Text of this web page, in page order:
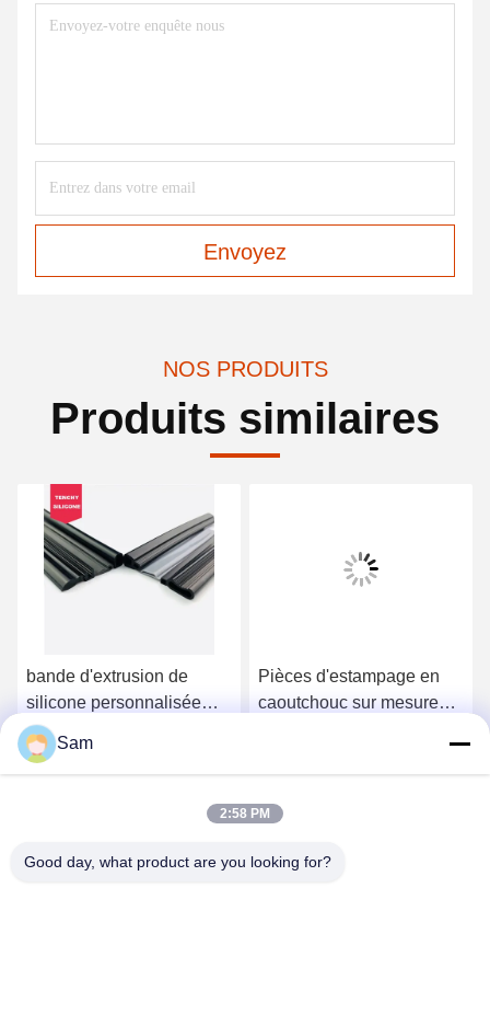
Envoyez
NOS PRODUITS
Produits similaires
bande d'extrusion de
silicone personnalisée
pour l'étanchéité et
l'isolation
Obtenez le meilleur prix
Pièces d'estampage en
caoutchouc sur mesure
Sam
2:58 PM
Good day, what product are you looking for?